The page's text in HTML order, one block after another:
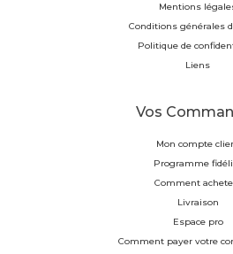
Mentions
Conditions générales
Politique de
Liens
Vos
Mon compte
Programme
Comment
Livraison
Espace pro
Comment payer votre